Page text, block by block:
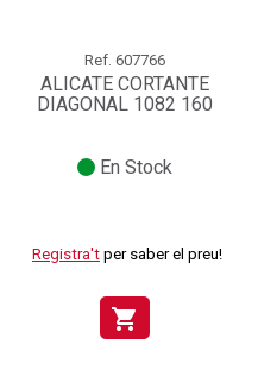
Ref. 607766
ALICATE CORTANTE
DIAGONAL 1082 160
En Stock
Registra't per saber el preu!
shopping_cart